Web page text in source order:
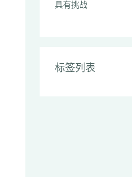
具有挑战
标签列表